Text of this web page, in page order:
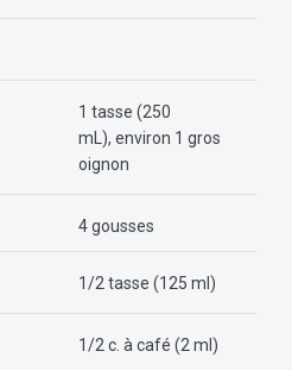
1 tasse (250
mL), environ 1 gros
oignon
4 gousses
1/2 tasse (125 ml)
1/2 c. à café (2 ml)